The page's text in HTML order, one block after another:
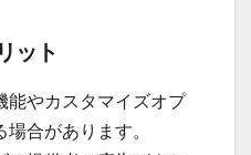
ット
能やカスタマイズオプ
合があります。